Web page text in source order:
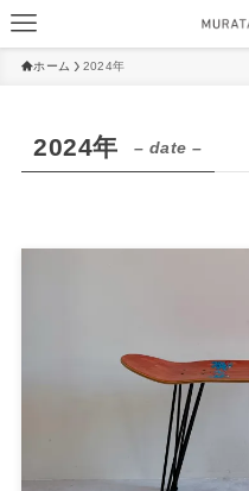
ホーム 2024年
2024年 – date –